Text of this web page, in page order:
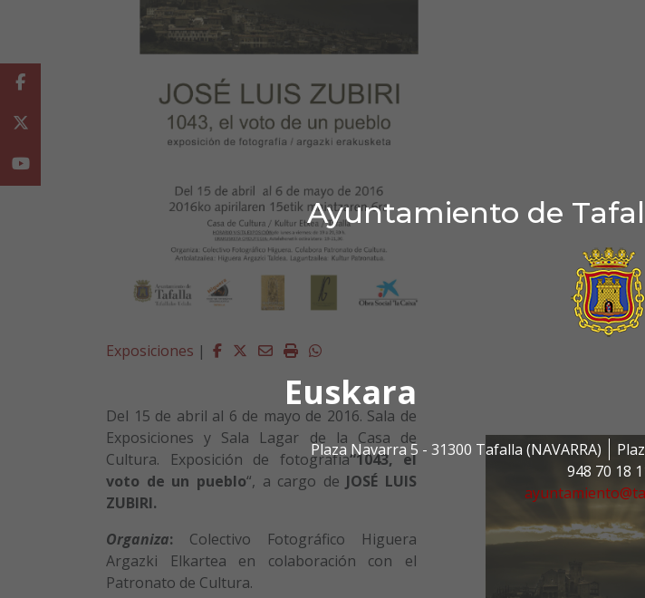
Ayuntamiento de
Euskara
Plaza Navarra 5 - 31300 Tafalla (NAVARRA)
948 70 18
Exposiciones | Facebook
Twitter
EmailImprimirWhatsapp
Del 15 de abril al 6 de mayo de 2016. Sala de
Exposiciones y Sala Lagar de la Casa de
Cultura. Exposición de fotografía“1043, el
voto de un pueblo“, a cargo de JOSÉ LUIS
ZUBIRI.
Organiza: Colectivo Fotográfico Higuera
Argazki Elkartea en colaboración con el
Patronato de Cultura.
Facebook
Youtube